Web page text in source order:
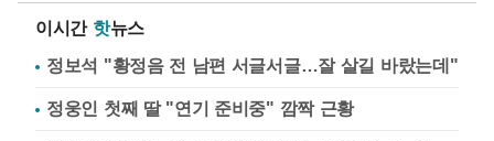
이시간 핫뉴스
정보석 "황정음 전 남편 서글서글…잘 살길 바랐는데"
정웅인 첫째 딸 "연기 준비중" 깜짝 근황